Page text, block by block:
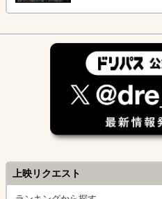
上映リクエスト